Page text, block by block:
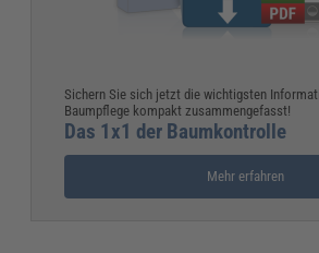
Sichern Sie sich jetzt die wichtigsten
Baumpflege kompakt zusammengefasst!
Das 1x1 der Baumkontrolle
Mehr erfahren